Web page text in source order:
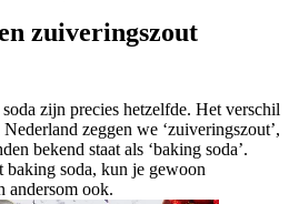
zuiveringszout
zijn precies hetzelfde. Het verschil
zeggen we ‘zuiveringszout’,
bekend staat als ‘baking soda’.
baking soda, kun je gewoon
andersom ook.